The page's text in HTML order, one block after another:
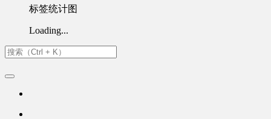
标签统计图
Loading...